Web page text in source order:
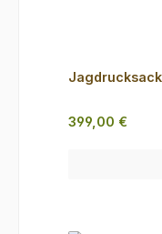
Regulärer Preis:
399,00 €